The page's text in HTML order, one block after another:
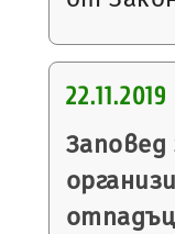
22.11.2019